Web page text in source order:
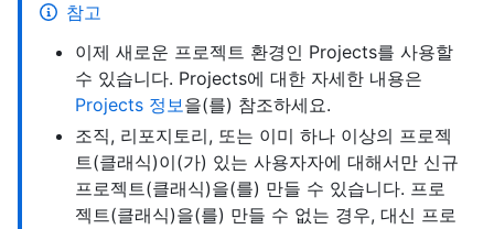
참고
이제 새로운 프로젝트 환경인 Projects를 사용할
수 있습니다. Projects에 대한 자세한 내용은
Projects 정보을(를) 참조하세요.
조직, 리포지토리, 또는 이미 하나 이상의 프로젝
트(클래식)이(가) 있는 사용자자에 대해서만 신규
프로젝트(클래식)을(를) 만들 수 있습니다. 프로
젝트(클래식)을(를) 만들 수 없는 경우, 대신 프로